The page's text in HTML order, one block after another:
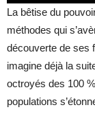
La bêtise du
méthodes qui
découverte de ses
imagine déjà la
octroyés des 100
populations